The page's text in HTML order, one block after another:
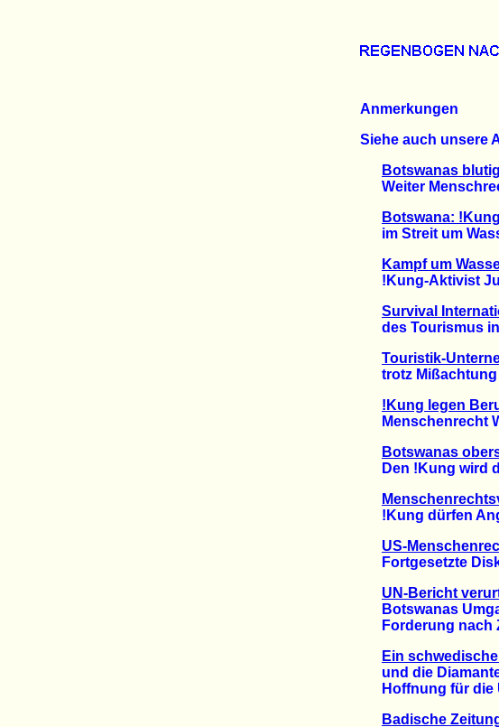
Anmerkungen
Siehe auch unsere
Botswanas
Weiter
Botswana:
im Streit um
Kampf um
!Kung-Aktivist
Survival
des Tourismus in
Touristik-
trotz Mißachtung
!Kung legen
Menschenrecht
Botswanas
Den !Kung wird
!Kung dürfen
US-
Fortgesetzte
UN-Bericht
Botswanas
Forderung nach
Ein
und die
Hoffnung für die
Badische